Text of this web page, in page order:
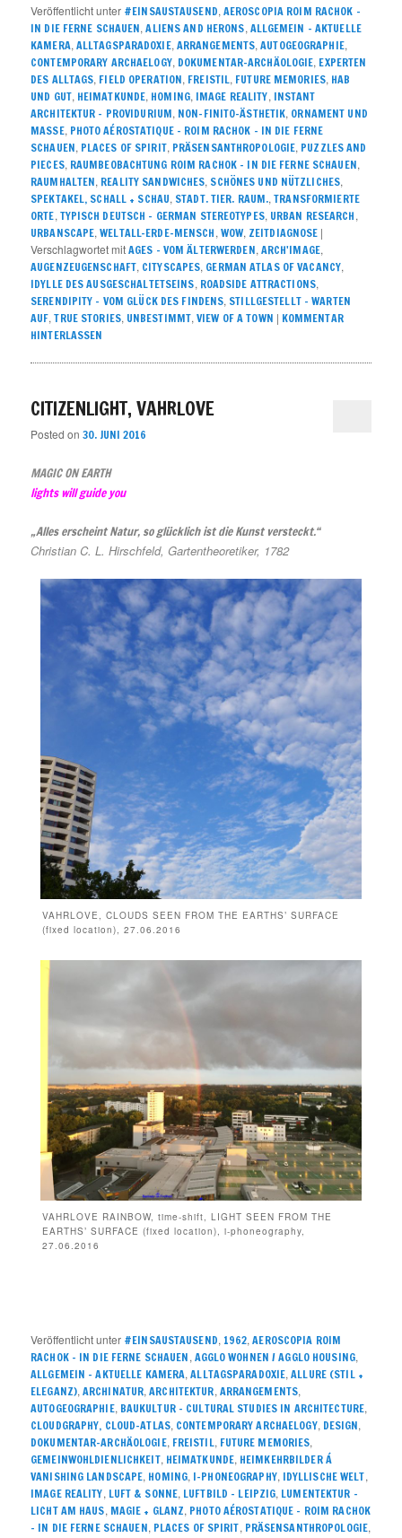
Veröffentlicht unter #EINSAUSTAUSEND, AEROSCOPIA ROIM RACHOK –
IN DIE FERNE SCHAUEN,ALIENS AND HERONS, ALLGEMEIN – AKTUELLE
KAMERA, ALLTAGSPARADOXIE, ARRANGEMENTS,AUTOGEOGRAPHIE,
CONTEMPORARY ARCHAELOGY, DOKUMENTAR-ARCHÄOLOGIE, EXPERTEN
DES ALLTAGS, FIELD OPERATION, FREISTIL, FUTURE MEMORIES, HAB
UND GUT, HEIMATKUNDE, HOMING, IMAGE REALITY, INSTANT
ARCHITEKTUR – PROVIDURIUM, NON-FINITO-ÄSTHETIK, ORNAMENT UND
MASSE, PHOTO AÉROSTATIQUE – ROIM RACHOK – IN DIE FERNE
SCHAUEN, PLACES OF SPIRIT, PRÄSENSANTHROPOLOGIE, PUZZLES AND
PIECES, RAUMBEOBACHTUNG ROIM RACHOK – IN DIE FERNE SCHAUEN,
RAUMHALTEN, REALITY SANDWICHES, SCHÖNES UND NÜTZLICHES,
SPEKTAKEL, SCHALL + SCHAU, STADT. TIER. RAUM.,TRANSFORMIERTE
ORTE, TYPISCH DEUTSCH – GERMAN STEREOTYPES, URBAN RESEARCH,
URBANSCAPE,WELTALL-ERDE-MENSCH, WOW, ZEITDIAGNOSE |
Verschlagwortet mitAGES - VOM ÄLTERWERDEN, ARCH'IMAGE,
AUGENZEUGENSCHAFT, CITYSCAPES, GERMAN ATLAS OF VACANCY,
IDYLLE DES AUSGESCHALTETSEINS, ROADSIDE ATTRACTIONS,
SERENDIPITY – VOM GLÜCK DES FINDENS, STILLGESTELLT – WARTEN
AUF,TRUE STORIES, UNBESTIMMT,VIEW OF A TOWN | KOMMENTAR
HINTERLASSEN
CITIZENLIGHT, VAHRLOVE
Posted on30. JUNI 2016
MAGIC ON EARTH
lights will guide you
„Alles erscheint Natur, so glücklich ist die Kunst versteckt.“
Christian C. L. Hirschfeld, Gartentheoretiker, 1782
VAHRLOVE, CLOUDS SEEN FROM THE EARTHS’ SURFACE
(fixed location), 27.06.2016
VAHRLOVE RAINBOW, time-shift, LIGHT SEEN FROM THE
EARTHS’ SURFACE (fixed location), i-phoneography,
27.06.2016
Veröffentlicht unter #EINSAUSTAUSEND, 1962,AEROSCOPIA ROIM
RACHOK – IN DIE FERNE SCHAUEN, AGGLO WOHNEN / AGGLO HOUSING,
ALLGEMEIN – AKTUELLE KAMERA,ALLTAGSPARADOXIE,ALLURE (STIL +
ELEGANZ),ARCHINATUR,ARCHITEKTUR, ARRANGEMENTS,
AUTOGEOGRAPHIE, BAUKULTUR – CULTURAL STUDIES IN ARCHITECTURE,
CLOUDGRAPHY, CLOUD-ATLAS, CONTEMPORARY ARCHAELOGY, DESIGN,
DOKUMENTAR-ARCHÄOLOGIE, FREISTIL, FUTURE MEMORIES,
GEMEINWOHLDIENLICHKEIT, HEIMATKUNDE, HEIMKEHRBILDER Á
VANISHING LANDSCAPE, HOMING, I-PHONEOGRAPHY, IDYLLISCHE WELT,
IMAGE REALITY, LUFT & SONNE, LUFTBILD - LEIPZIG, LUMENTEKTUR -
LICHT AM HAUS, MAGIE + GLANZ, PHOTO AÉROSTATIQUE – ROIM RACHOK
– IN DIE FERNE SCHAUEN, PLACES OF SPIRIT, PRÄSENSANTHROPOLOGIE,